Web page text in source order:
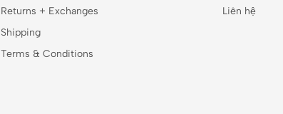
Returns + Exchanges
Shipping
Terms & Conditions
Liên hệ